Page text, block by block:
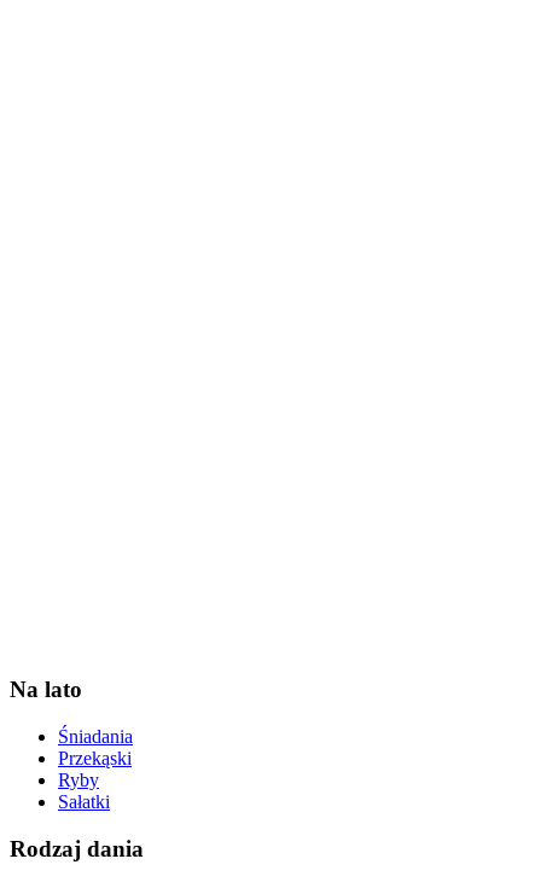
Na lato
Śniadania
Przekąski
Ryby
Sałatki
Rodzaj dania